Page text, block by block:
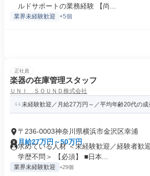
ルドサポートの業務経験 【尚...
業界未経験歓迎 +5個
正社員
楽器の在庫管理スタッフ
ＵＮＩ ＳＯＵＮＤ株式会社
未経験歓迎／月給27万円～／平均年齢20代の成
〒236-0003神奈川県横浜市金沢区幸浦
月給27万円～50万円
求めている人材 ＜未経験歓迎／経験者歓
学歴不問＞ 【必須】 ■日本...
業界未経験歓迎 +29個